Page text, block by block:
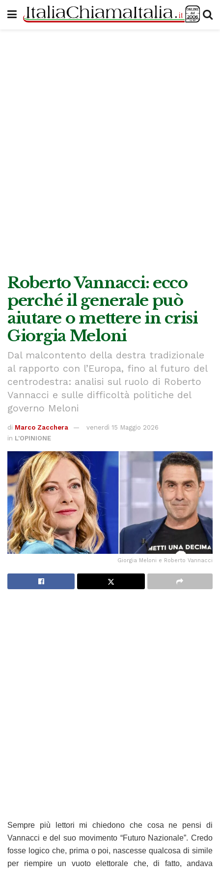
Roberto Vannacci: ecco
perché il generale può
aiutare o mettere in crisi
Giorgia Meloni
Dal malcontento della destra tradizionale
al rapporto con l’Europa, fino al futuro del
centrodestra: analisi sul ruolo di Roberto
Vannacci e sulle difficoltà politiche del
governo Meloni
di Marco Zacchera
venerdì 15 Maggio 2026
in L'OPINIONE
Giorgia Meloni e Roberto Vannacci
Sempre più lettori mi chiedono che cosa ne pensi di
Vannacci e del suo movimento “Futuro Nazionale”. Credo
fosse logico che, prima o poi, nascesse qualcosa di simile
per riempire un vuoto elettorale che, di fatto, andava